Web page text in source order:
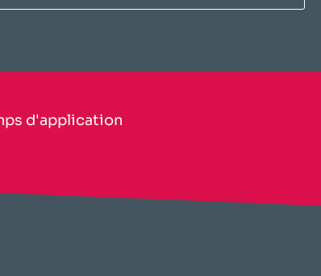
d'application​